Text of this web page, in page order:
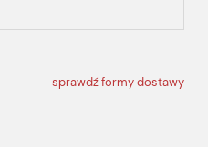
kosztów płatności
sprawdź formy dostawy